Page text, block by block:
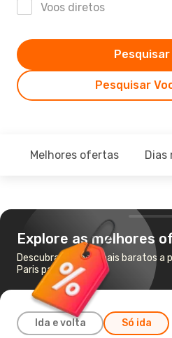
Voos diretos
Pesquisar
Melhores ofertas Dias
Explore as melhores
Descubra os voos mais baratos a
Paris para Túnis
Ida e volta Só ida